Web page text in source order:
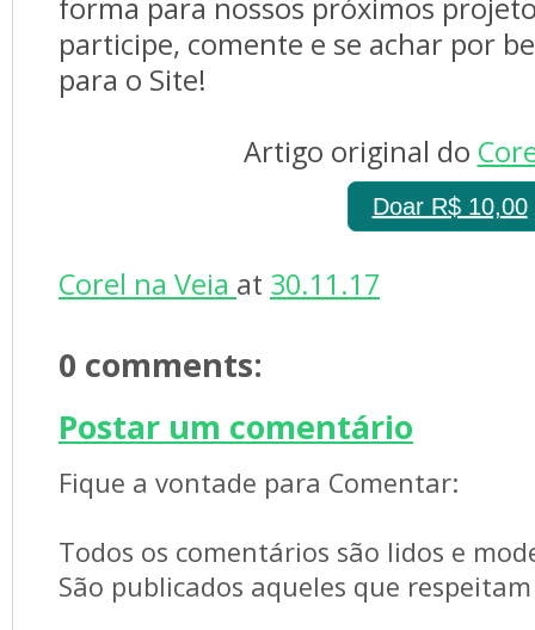
forma para nossos próximos
participe, comente e se achar por
para o Site!
Artigo original do
Doar R$ 10,00
Corel na Veia at 30.11.17
0 comments:
Postar um comentário
Fique a vontade para Comentar:
Todos os comentários são lidos e
São publicados aqueles que